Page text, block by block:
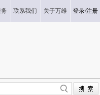
联系我们 关于万维 登录/注册